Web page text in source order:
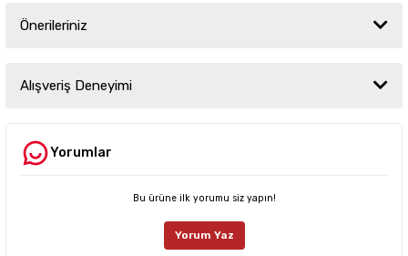
Önerileriniz
yetersiz gördüğünüz noktaları öneri formunu kullanarak tarafımıza
iletebilirsiniz.
Ürün resmi kalitesiz, bozuk veya görüntülenemiyor.
Ürün fiyatı diğer sitelerden daha pahalı.
Alışveriş Deneyimi
Deneyimini Paylaş
Yorumlar
Bu ürüne ilk yorumu siz yapın!
Yorum Yaz